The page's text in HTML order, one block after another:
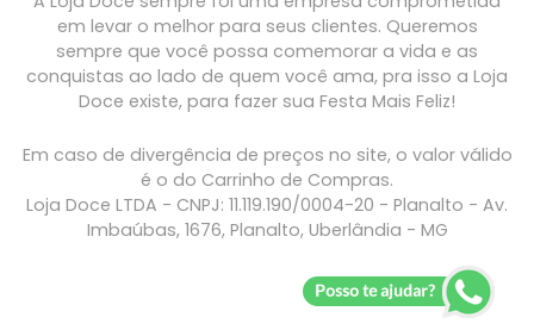
em levar o melhor para seus clientes. Queremos
sempre que você possa comemorar a vida e as
conquistas ao lado de quem você ama, pra isso a Loja
Doce existe, para fazer sua Festa Mais Feliz!
Em caso de divergência de preços no site, o valor válido
é o do Carrinho de Compras.
Loja Doce LTDA - CNPJ: 11.119.190/0004-20 - Planalto - Av.
Imbaúbas, 1676, Planalto, Uberlândia - MG